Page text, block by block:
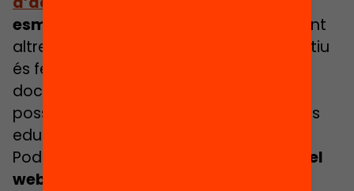
esmenes al document base
i proposant
altres experiències inspiradores. L’objectiu
és fer una segona versió millorada del
document, amb l’aportació del màxim
possible de docents, direccions i centres
educatius.
Podeu accedir a la
gravació íntegra del
webinar en